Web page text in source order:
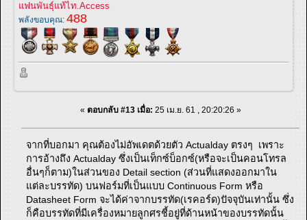
แฟนพันธุ์แท้ไท.Access
พลังขอบคุณ: 488
« ตอบกลับ #13 เมื่อ: 25 เม.ย. 61 , 20:20:26 »
จากที่บอกมา คุณต้องไม่อัพเดตด้วยตัว Actualday ตรงๆ เพราะ
การอ้างถึง Actualday ซึ่งเป็นเท็กซ์บ็อกซ์(หรือจะเป็นคอนโทรล
อื่นๆก็ตาม)ในส่วนของ Detail section (ส่วนที่แสดงออกมาใน
แต่ละบรรทัด) บนฟอร์มที่เป็นแบบ Continuous Form หรือ
Datasheet Form จะได้ค่าจากบรรทัด(เรคอร์ด)ปัจจุบันเท่านั้น ซึ่ง
ก็คือบรรทัดที่มีเครื่องหมายลูกศรชี้อยู่ที่ด้านหน้าของบรรทัดนั้น